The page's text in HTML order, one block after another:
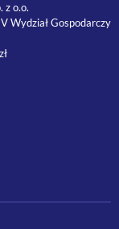
z o.o.
Wydział Gospodarczy